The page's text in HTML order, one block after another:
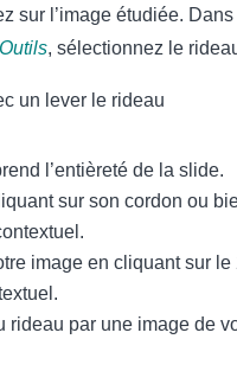
sur l’image étudiée. Dans
Outils, sélectionnez le
l’entièreté de la slide.
sur son cordon ou
image en cliquant sur le
rideau par une image de